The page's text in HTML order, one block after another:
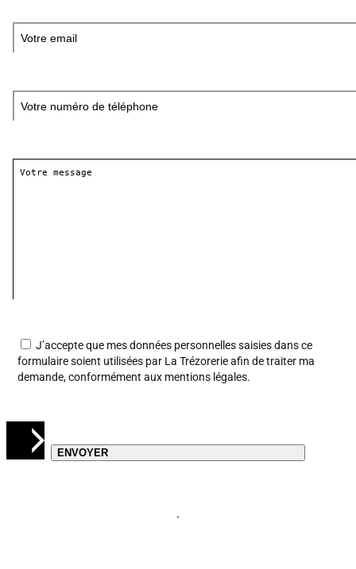
J’accepte que mes données personnelles saisies dans ce
formulaire soient utilisées par La Trézorerie afin de traiter ma
demande, conformément aux mentions légales.